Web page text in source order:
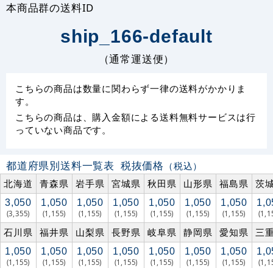
本商品群の送料ID
ship_166-default
（通常運送便）
こちらの商品は数量に関わらず一律の送料がかかりま
す。
こちらの商品は、購入金額による送料無料サービスは行
っていない商品です。
都道府県別送料一覧表 税抜価格 （税込）
北海道
青森県 岩手県 宮城県 秋田県 山形県 福島県 茨
3,050
(3,355)
1,050
(1,155)
1,050
(1,155)
1,050
(1,155)
1,050
(1,155)
1,050
(1,155)
1,050
(1,155)
石川県 福井県 山梨県 長野県 岐阜県 静岡県 愛知県 三
1,050
(1,155)
1,050
(1,155)
1,050
(1,155)
1,050
(1,155)
1,050
(1,155)
1,050
(1,155)
1,050
(1,155)